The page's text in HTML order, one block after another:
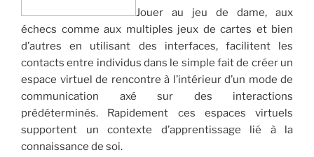
Jouer au jeu de dame, aux
échecs comme aux multiples jeux de cartes et bien
d’autres en utilisant des interfaces, facilitent les
contacts entre individus dans le simple fait de créer un
espace virtuel de rencontre à l’intérieur d’un mode de
communication axé sur des interactions
prédéterminés. Rapidement ces espaces virtuels
supportent un contexte d’apprentissage lié à la
connaissance de soi.